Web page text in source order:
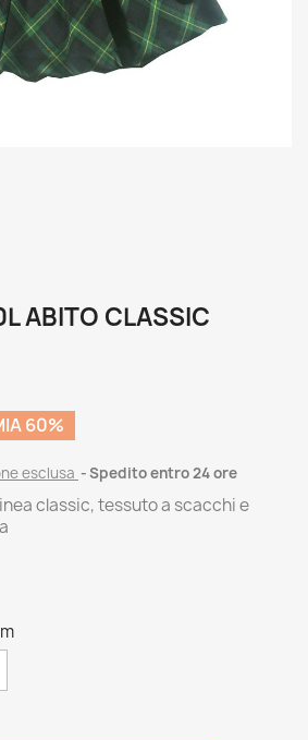
ABITO CLASSIC
60%
esclusa Spedito entro 24 ore
classic, tessuto a scacchi e